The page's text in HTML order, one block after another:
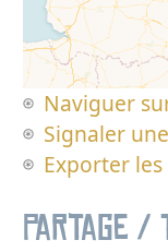
Naviguer
Signaler
Exporter les
Partage /